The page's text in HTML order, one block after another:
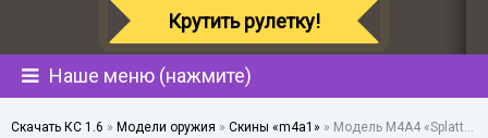
Наше меню (нажмите)
Скачать КС 1.6 » Модели оружия » Скины «m4a1» » Модель M4A4 «Splatter — Брызги» для CS 1.6
Крутить рулетку!